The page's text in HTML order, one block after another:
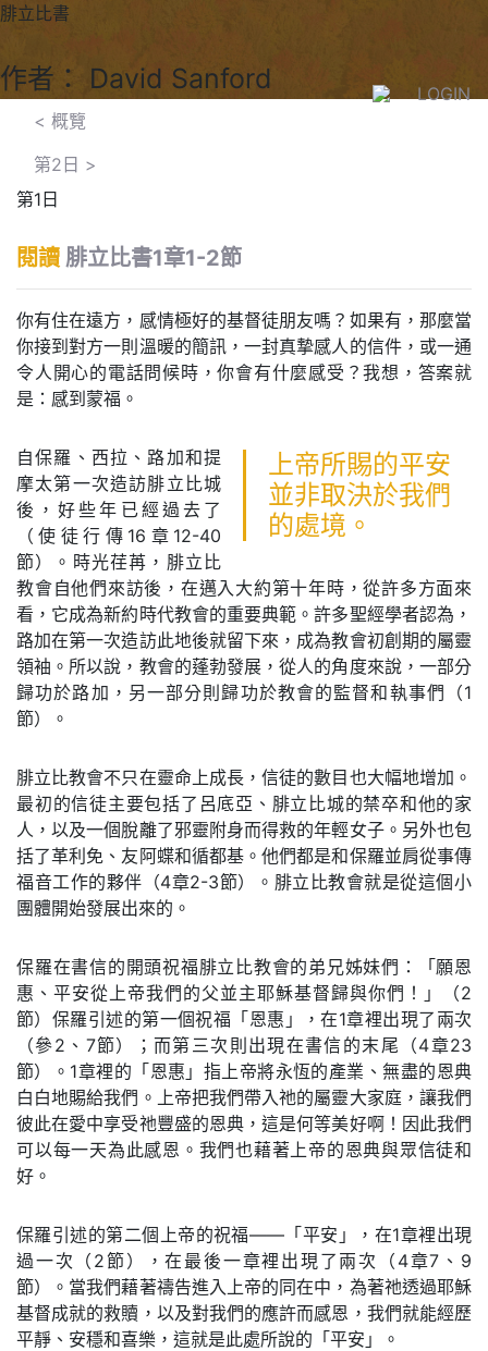
LOGIN
腓立比書
作者： David Sanford
< 概覽
第2日 >
第1日
閱讀 腓立比書1章1-2節
你有住在遠方，感情極好的基督徒朋友嗎？如果有，那麼當
你接到對方一則溫暖的簡訊，一封真摯感人的信件，或一通
令人開心的電話問候時，你會有什麼感受？我想，答案就
是：感到蒙福。
上帝所賜的平安
並非取決於我們
的處境。
自保羅、西拉、路加和提
摩太第一次造訪腓立比城
後，好些年已經過去了
（使徒行傳16章12-40
節）。時光荏苒，腓立比
教會自他們來訪後，在邁入大約第十年時，從許多方面來
看，它成為新約時代教會的重要典範。許多聖經學者認為，
路加在第一次造訪此地後就留下來，成為教會初創期的屬靈
領袖。所以說，教會的蓬勃發展，從人的角度來說，一部分
歸功於路加，另一部分則歸功於教會的監督和執事們（1
節）。
腓立比教會不只在靈命上成長，信徒的數目也大幅地增加。
最初的信徒主要包括了呂底亞、腓立比城的禁卒和他的家
人，以及一個脫離了邪靈附身而得救的年輕女子。另外也包
括了革利免、友阿蝶和循都基。他們都是和保羅並肩從事傳
福音工作的夥伴（4章2-3節）。腓立比教會就是從這個小
團體開始發展出來的。
保羅在書信的開頭祝福腓立比教會的弟兄姊妹們：「願恩
惠、平安從上帝我們的父並主耶穌基督歸與你們！」（2
節）保羅引述的第一個祝福「恩惠」，在1章裡出現了兩次
（參2、7節）；而第三次則出現在書信的末尾（4章23
節）。1章裡的「恩惠」指上帝將永恆的產業、無盡的恩典
白白地賜給我們。上帝把我們帶入祂的屬靈大家庭，讓我們
彼此在愛中享受祂豐盛的恩典，這是何等美好啊！因此我們
可以每一天為此感恩。我們也藉著上帝的恩典與眾信徒和
好。
保羅引述的第二個上帝的祝福——「平安」，在1章裡出現
過一次（2節），在最後一章裡出現了兩次（4章7、9
節）。當我們藉著禱告進入上帝的同在中，為著祂透過耶穌
基督成就的救贖，以及對我們的應許而感恩，我們就能經歷
平靜、安穩和喜樂，這就是此處所說的「平安」。